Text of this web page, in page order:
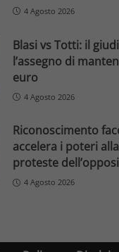
4 Agosto 2026
Blasi vs Totti: il
l’assegno di
euro
4 Agosto 2026
Riconoscimento
accelera i poteri
proteste
4 Agosto 2026